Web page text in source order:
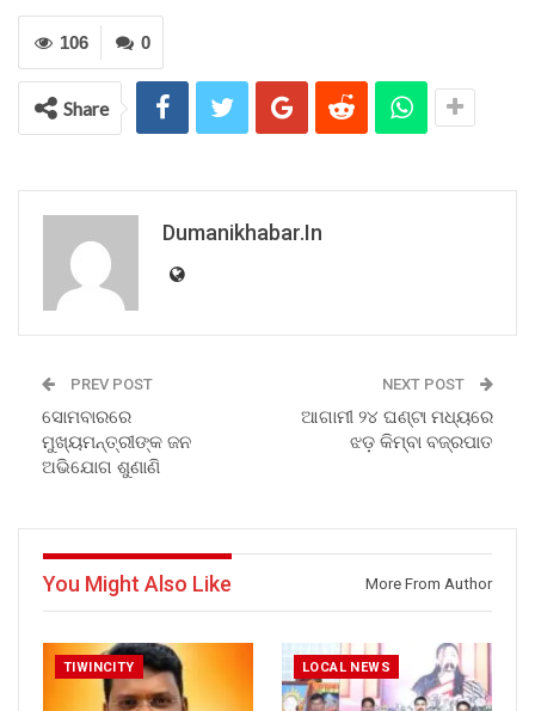
0
106
Share
Dumanikhabar.in
PREV POST
ସୋମବାରରେ
ମୁଖ୍ୟମନ୍ତ୍ରୀଙ୍କ ଜନ
ଅଭିଯୋଗ ଶୁଣାଣି
NEXT POST
ଆଗାମୀ ୨୪ ଘଣ୍ଟା ମଧ୍ୟରେ
ଝଡ଼ କିମ୍ବା ବଜ୍ରପାତ
You Might Also Like More From Author
TIWINCITY LOCAL NEWS